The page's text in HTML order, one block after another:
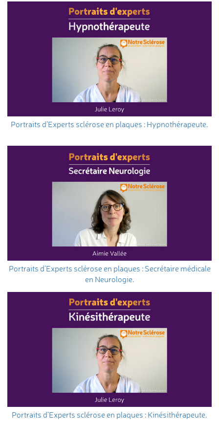
Portraits d’Experts sclérose en plaques : Hypnothérapeute.
Portraits d’Experts sclérose en plaques : Secrétaire médicale
en Neurologie.
Portraits d'Experts sclérose en plaques : Kinésithérapeute.